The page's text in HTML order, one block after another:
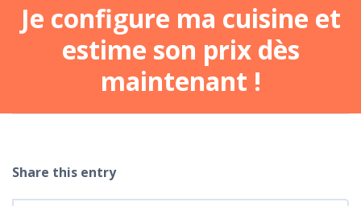
Je configure ma cuisine et
estime son prix dès
maintenant !
Share this entry